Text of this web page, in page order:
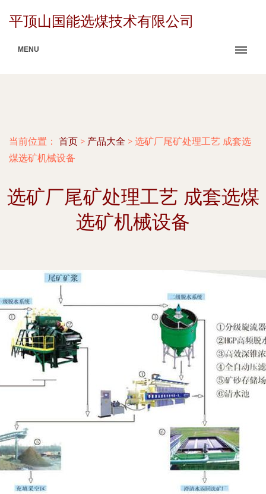
平顶山国能选煤技术有限公司
MENU
当前位置： 首页 > 产品大全 > 选矿厂尾矿处理工艺 成套选
煤选矿机械设备
选矿厂尾矿处理工艺 成套选煤
选矿机械设备